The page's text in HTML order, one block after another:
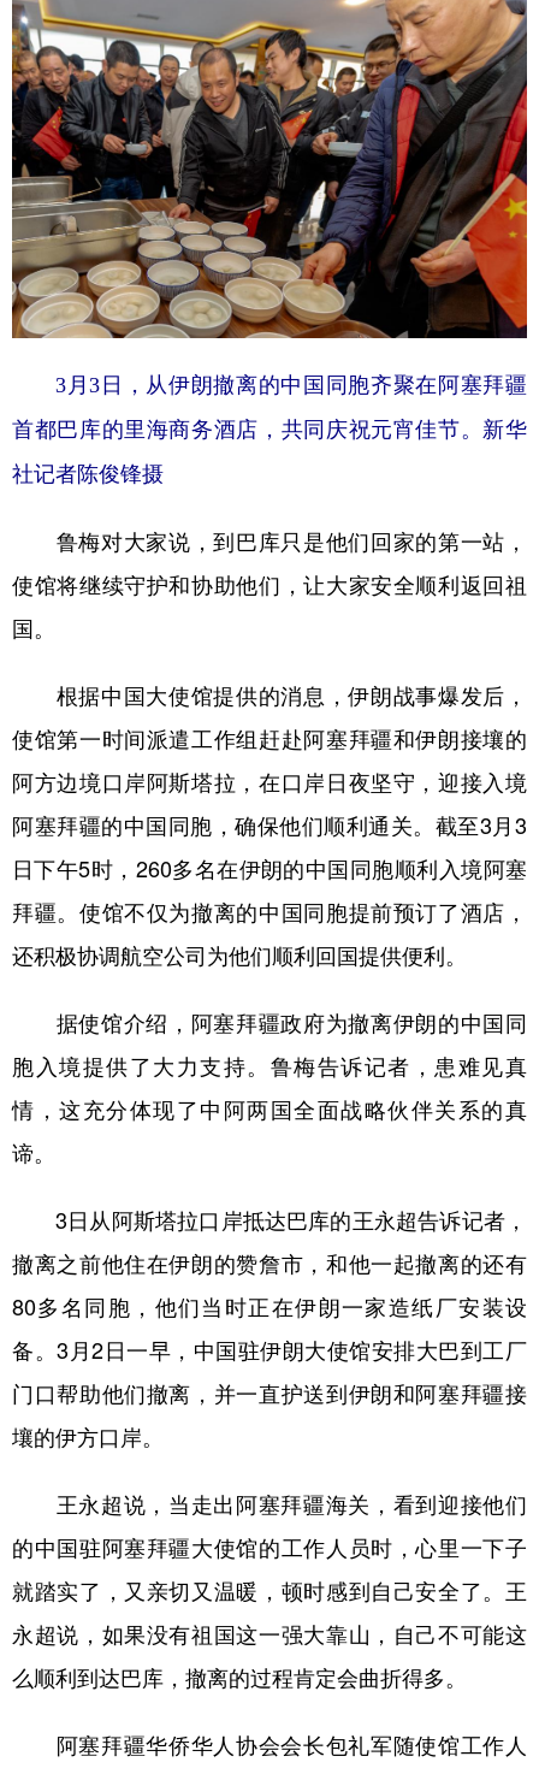
河北 山西
辽宁 吉林 上海 江苏
浙江 安徽 福建 江西
山东 河南 湖北 湖南
广东 广西 海南 重庆
四川 贵州 云南 西藏
陕西 甘肃 青海
Русский язык 日本語 한국어
3月3日，从伊朗撤离的中国同胞齐聚在阿塞拜疆
首都巴库的里海商务酒店，共同庆祝元宵佳节。新华
社记者陈俊锋摄
鲁梅对大家说，到巴库只是他们回家的第一站，
使馆将继续守护和协助他们，让大家安全顺利返回祖
国。
根据中国大使馆提供的消息，伊朗战事爆发后，
使馆第一时间派遣工作组赶赴阿塞拜疆和伊朗接壤的
阿方边境口岸阿斯塔拉，在口岸日夜坚守，迎接入境
阿塞拜疆的中国同胞，确保他们顺利通关。截至3月3
日下午5时，260多名在伊朗的中国同胞顺利入境阿塞
拜疆。使馆不仅为撤离的中国同胞提前预订了酒店，
还积极协调航空公司为他们顺利回国提供便利。
据使馆介绍，阿塞拜疆政府为撤离伊朗的中国同
胞入境提供了大力支持。鲁梅告诉记者，患难见真
情，这充分体现了中阿两国全面战略伙伴关系的真
谛。
3日从阿斯塔拉口岸抵达巴库的王永超告诉记者，
撤离之前他住在伊朗的赞詹市，和他一起撤离的还有
80多名同胞，他们当时正在伊朗一家造纸厂安装设
备。3月2日一早，中国驻伊朗大使馆安排大巴到工厂
门口帮助他们撤离，并一直护送到伊朗和阿塞拜疆接
壤的伊方口岸。
王永超说，当走出阿塞拜疆海关，看到迎接他们
的中国驻阿塞拜疆大使馆的工作人员时，心里一下子
就踏实了，又亲切又温暖，顿时感到自己安全了。王
永超说，如果没有祖国这一强大靠山，自己不可能这
么顺利到达巴库，撤离的过程肯定会曲折得多。
阿塞拜疆华侨华人协会会长包礼军随使馆工作人